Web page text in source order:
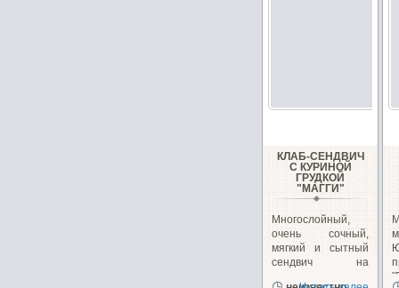
КЛАБ-СЕНДВИЧ
С КУРИНОЙ
ГРУДКОЙ
"МАГГИ"
Многослойный,
очень сочный,
мягкий и сытный
сендвич на